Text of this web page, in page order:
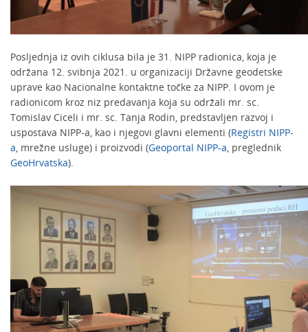
Posljednja iz ovih ciklusa bila je 31. NIPP radionica, koja je
održana 12. svibnja 2021. u organizaciji Državne geodetske
uprave kao Nacionalne kontaktne točke za NIPP. I ovom je
radionicom kroz niz predavanja koja su održali mr. sc.
Tomislav Ciceli i mr. sc. Tanja Rodin, predstavljen razvoj i
uspostava NIPP-a, kao i njegovi glavni elementi (Registri NIPP-
a, mrežne usluge) i proizvodi (Geoportal NIPP-a, preglednik
GeoHrvatska).